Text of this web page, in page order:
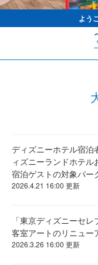
よう
ディズニーホテル宿泊
ィズニーランドホテ
宿泊ゲストの対象パー
2026.4.21 16:00 更新
「東京ディズニーセ
客室アートのリニュー
2026.3.26 16:00 更新